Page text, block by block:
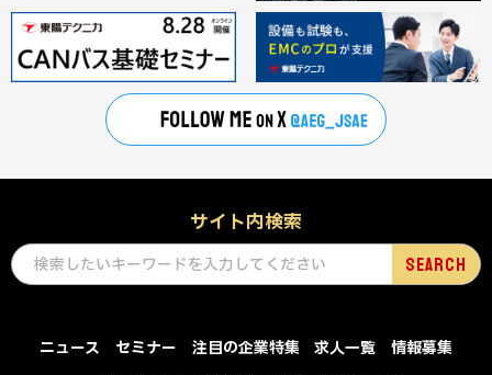
サイト内検索
ニュース セミナー 注目の企業特集 求人一覧
情報募集